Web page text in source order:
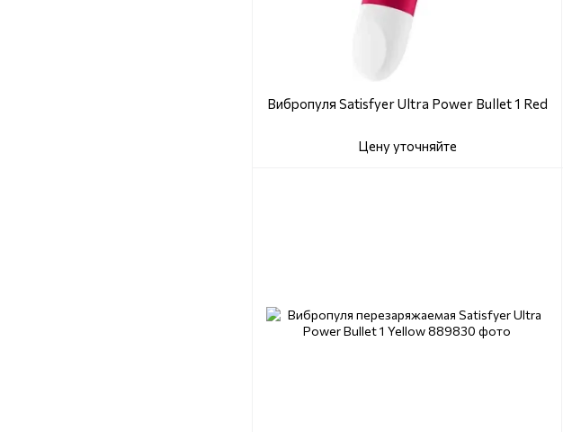
Вибропуля Satisfyer Ultra Power Bullet 1 Red
Цену уточняйте